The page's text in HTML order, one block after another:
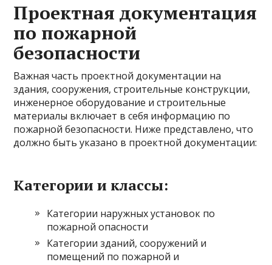
Проектная документация
по пожарной
безопасности
Важная часть проектной документации на
здания, сооружения, строительные конструкции,
инженерное оборудование и строительные
материалы включает в себя информацию по
пожарной безопасности. Ниже представлено, что
должно быть указано в проектной документации:
Категории и классы:
Категории наружных установок по
пожарной опасности
Категории зданий, сооружений и
помещений по пожарной и